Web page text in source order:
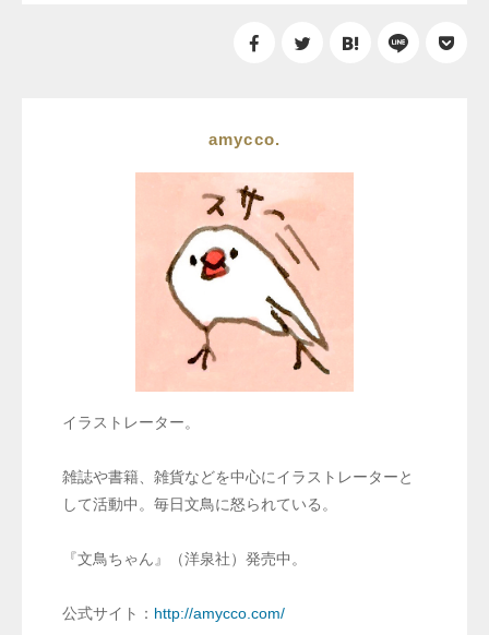
amycco.
イラストレーター。
雑誌や書籍、雑貨などを中心にイラストレーターと
して活動中。毎日文鳥に怒られている。
『文鳥ちゃん』（洋泉社）発売中。
公式サイト： http://amycco.com/